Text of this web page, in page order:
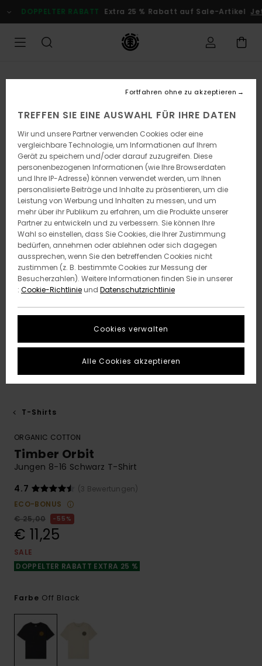
zur
Produktinformation
DOPPELTER RABATT Extra 25 % Rabatt auf Sale-Artikel
T-Shirts
ORGANIC COTTON
Timber Orbit
Jungen 8-16 Schwarz T-Shirt
4.7
(3 Bewertungen)
ECO-BONUS
€ 25,00
55%
€ 11,25
SALE
DOPPELTER RABATT EXTRA 25 %
Farbe Off Black
TREFFEN SIE EINE AUSWAHL FÜR IHRE DATEN
Wir und unsere Partner verwenden Cookies oder eine
vergleichbare Technologie, um Informationen auf Ihrem
Gerät zu speichern und/oder darauf zuzugreifen. Diese
personenbezogenen Informationen (wie Ihre Browserdaten
und Ihre IP-Adresse) können verwendet werden, um Ihnen
personalisierte Beiträge und Inhalte zu präsentieren, um die
Leistung von Werbung und Inhalten zu messen, und um
mehr über ihr Publikum zu erfahren, um die Produkte unserer
Partner zu entwickeln und zu verbessern. Sie können Ihre
Wahl so einstellen, dass Sie Cookies, die Ihrer Zustimmung
bedürfen, annehmen oder ablehnen oder sich dagegen
aussprechen, wenn Sie den betreffenden Cookies nicht
zustimmen (z. B. bestimmte Cookies zur Messung der
Besucherzahlen). Weitere Informationen finden Sie in unserer
: Cookie-Richtlinieund Datenschutzrichtlinie
Cookies verwalten
Fortfahren ohne zu akzeptieren
Alle Cookies akzeptieren